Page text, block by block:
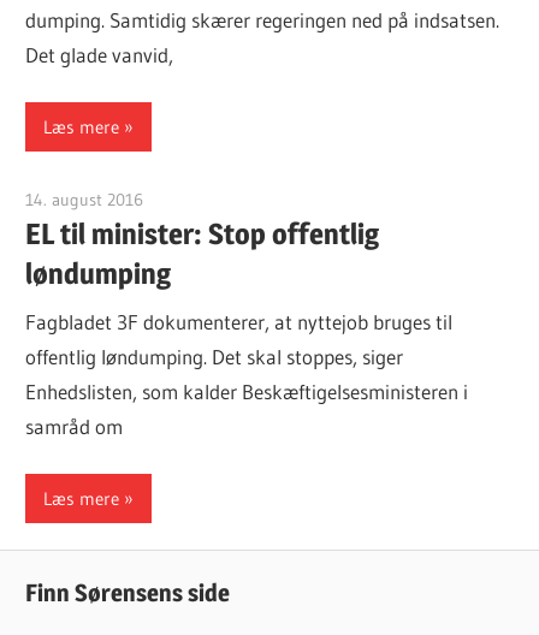
dumping. Samtidig skærer regeringen ned på indsatsen.
Det glade vanvid,
Læs mere
14. august 2016
EL til minister: Stop offentlig
løndumping
Fagbladet 3F dokumenterer, at nyttejob bruges til
offentlig løndumping. Det skal stoppes, siger
Enhedslisten, som kalder Beskæftigelsesministeren i
samråd om
Læs mere
Finn Sørensens side